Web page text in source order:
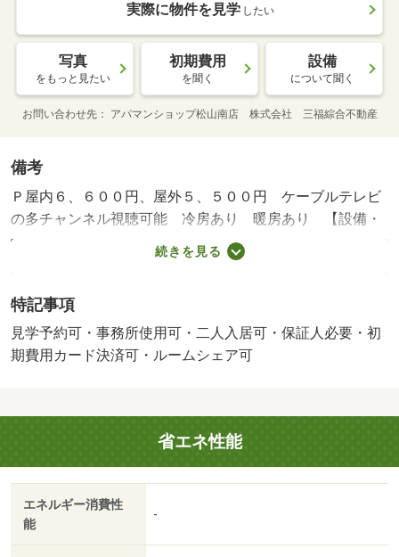
実際に物件を見学 したい
写真
をもっと見たい
初期費用
を聞く
設備
について聞く
お問い合わせ先 アパマンショップ松山南店 株式会社 三福綜合不動産
備考
Ｐ屋内６、６００円、屋外５、５００円 ケーブルテレビ
の多チャンネル視聴可能 冷房あり 暖房あり 【設備・
特記事項備考】ペット不可・専用バス・専用トイレ/町会
費 125円/鍵交換費（課税対象）／消毒施工代（課税対象）
賃貸戸数:29戸
続きを見る
特記事項
見学予約可・事務所使用可・二人入居可・保証人必要・初
期費用カード決済可・ルームシェア可
省エネ性能
エネルギー消費性
能
-